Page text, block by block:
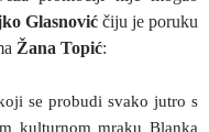
Glasnović čiju je poruku
Žana Topić:
se probudi svako jutro s
kulturnom mraku Blanka